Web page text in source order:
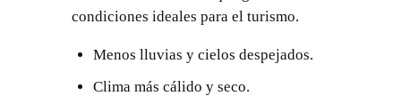
condiciones ideales para el turismo.
Menos lluvias y cielos despejados.
Clima más cálido y seco.